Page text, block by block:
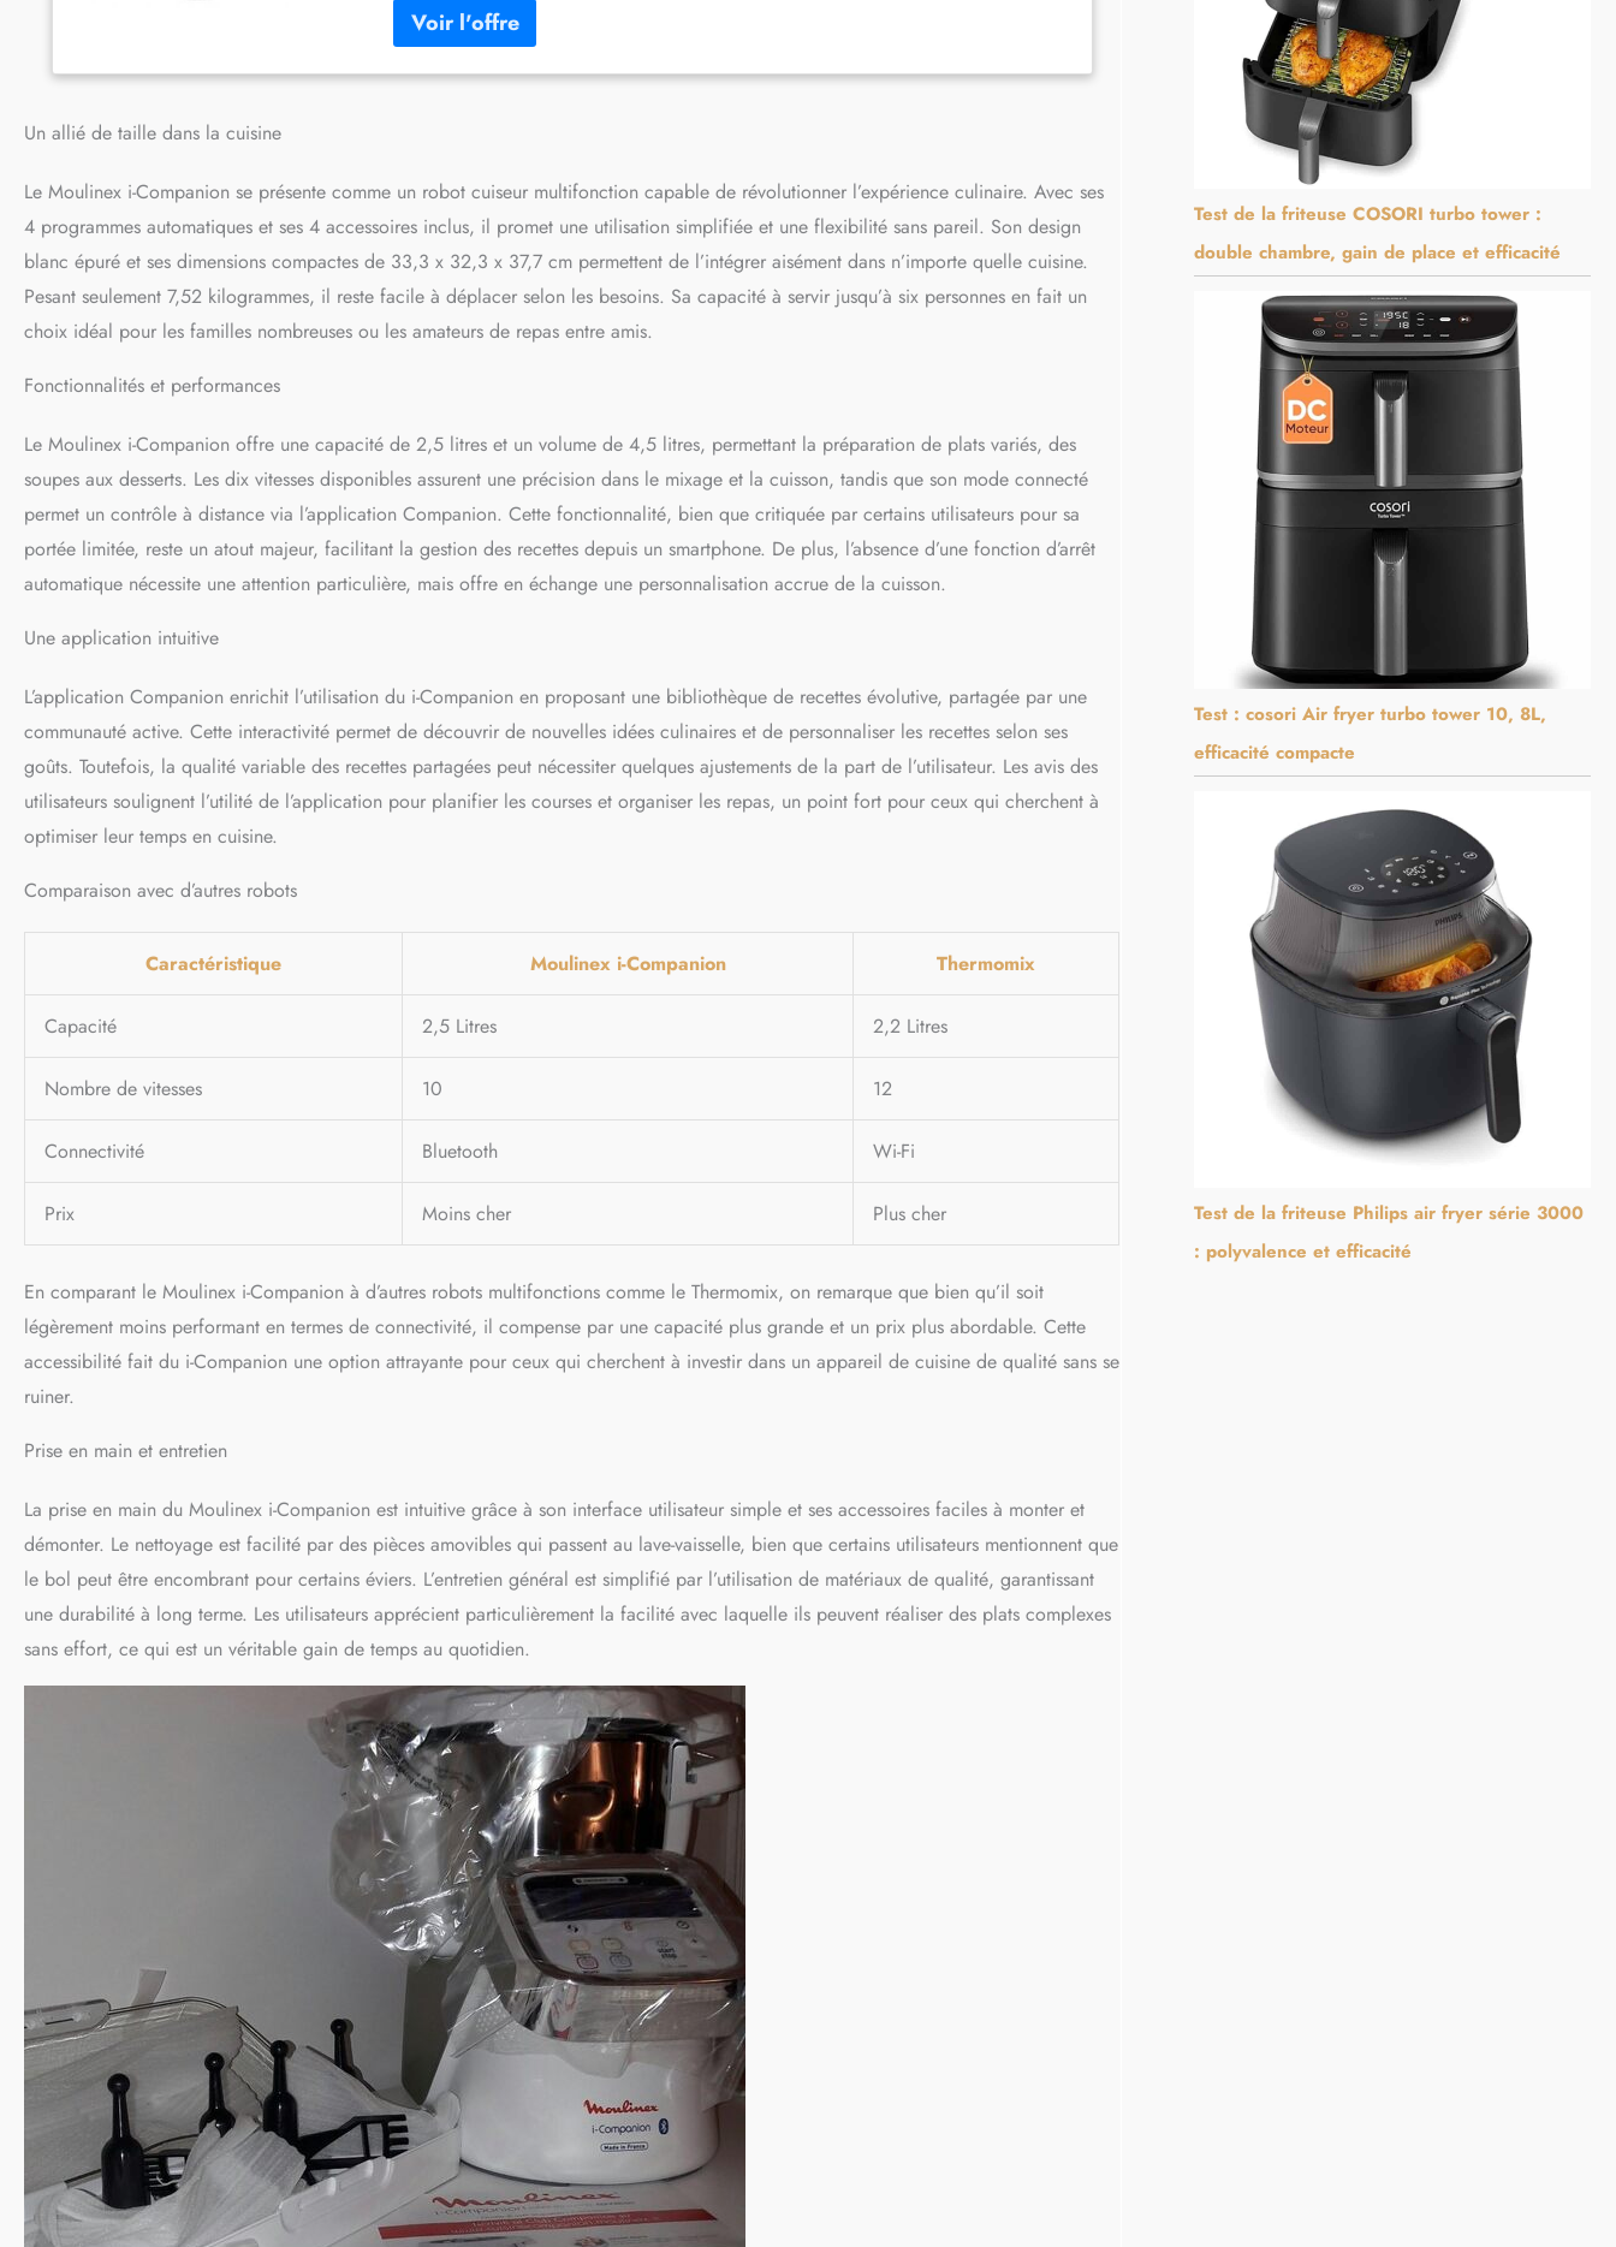
France CONTENANCE DU BOL : capacité totale du bol 4,5 L pour une capacité utile de 2,5
L soit pour 6 à 8 personnes ROBOT DE CUISINE AVEC 5 ACCESSOIRES : mélangeur,
Un allié de taille dans la cuisine
Le Moulinex i-Companion se présente comme un robot cuiseur multifonction capable de révolutionner l’expérience culinaire. Avec ses
4 programmes automatiques et ses 4 accessoires inclus, il promet une utilisation simplifiée et une flexibilité sans pareil. Son design
blanc épuré et ses dimensions compactes de 33,3 x 32,3 x 37,7 cm permettent de l’intégrer aisément dans n’importe quelle cuisine.
Pesant seulement 7,52 kilogrammes, il reste facile à déplacer selon les besoins. Sa capacité à servir jusqu’à six personnes en fait un
choix idéal pour les familles nombreuses ou les amateurs de repas entre amis.
Fonctionnalités et performances
Le Moulinex i-Companion offre une capacité de 2,5 litres et un volume de 4,5 litres, permettant la préparation de plats variés, des
soupes aux desserts. Les dix vitesses disponibles assurent une précision dans le mixage et la cuisson, tandis que son mode connecté
permet un contrôle à distance via l’application Companion. Cette fonctionnalité, bien que critiquée par certains utilisateurs pour sa
portée limitée, reste un atout majeur, facilitant la gestion des recettes depuis un smartphone. De plus, l’absence d’une fonction d’arrêt
automatique nécessite une attention particulière, mais offre en échange une personnalisation accrue de la cuisson.
Une application intuitive
L’application Companion enrichit l’utilisation du i-Companion en proposant une bibliothèque de recettes évolutive, partagée par une
communauté active. Cette interactivité permet de découvrir de nouvelles idées culinaires et de personnaliser les recettes selon ses
goûts. Toutefois, la qualité variable des recettes partagées peut nécessiter quelques ajustements de la part de l’utilisateur. Les avis des
utilisateurs soulignent l’utilité de l’application pour planifier les courses et organiser les repas, un point fort pour ceux qui cherchent à
optimiser leur temps en cuisine.
Comparaison avec d’autres robots
Caractéristique Moulinex i-Companion Thermomix
Capacité 2,5 Litres 2,2 Litres
Nombre de vitesses 10 12
Connectivité Bluetooth Wi-Fi
Prix Moins cher Plus cher
En comparant le Moulinex i-Companion à d’autres robots multifonctions comme le Thermomix, on remarque que bien qu’il soit
légèrement moins performant en termes de connectivité, il compense par une capacité plus grande et un prix plus abordable. Cette
accessibilité fait du i-Companion une option attrayante pour ceux qui cherchent à investir dans un appareil de cuisine de qualité sans se
ruiner.
Prise en main et entretien
La prise en main du Moulinex i-Companion est intuitive grâce à son interface utilisateur simple et ses accessoires faciles à monter et
démonter. Le nettoyage est facilité par des pièces amovibles qui passent au lave-vaisselle, bien que certains utilisateurs mentionnent que
le bol peut être encombrant pour certains éviers. L’entretien général est simplifié par l’utilisation de matériaux de qualité, garantissant
une durabilité à long terme. Les utilisateurs apprécient particulièrement la facilité avec laquelle ils peuvent réaliser des plats complexes
sans effort, ce qui est un véritable gain de temps au quotidien.
Test de la friteuse COSORI turbo tower :
double chambre, gain de place et efficacité
Test : cosori Air fryer turbo tower 10, 8L,
efficacité compacte
Test de la friteuse Philips air fryer série 3000
: polyvalence et efficacité